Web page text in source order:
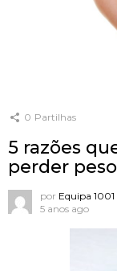
0 Partilhas
5 razões
perder peso
por Equipa 1001
5 anos ago